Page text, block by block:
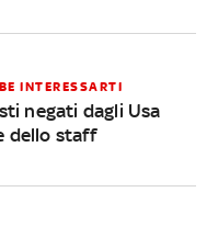
INTERESSARTI
negati dagli Usa
dello staff